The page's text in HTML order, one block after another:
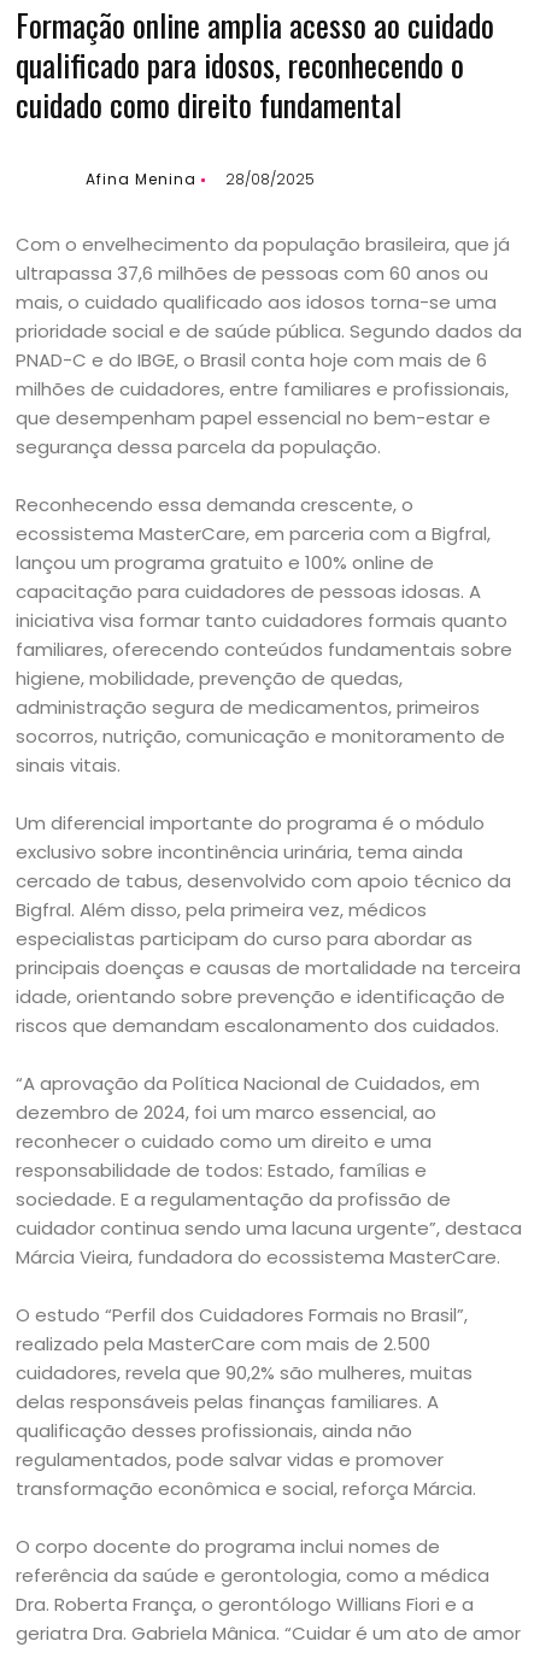
Formação online amplia acesso ao cuidado
qualificado para idosos, reconhecendo o
cuidado como direito fundamental
Afina Menina 28/08/2025
Com o envelhecimento da população brasileira, que já
ultrapassa 37,6 milhões de pessoas com 60 anos ou
mais, o cuidado qualificado aos idosos torna-se uma
prioridade social e de saúde pública. Segundo dados da
PNAD-C e do IBGE, o Brasil conta hoje com mais de 6
milhões de cuidadores, entre familiares e profissionais,
que desempenham papel essencial no bem-estar e
segurança dessa parcela da população.
Reconhecendo essa demanda crescente, o
ecossistema MasterCare, em parceria com a Bigfral,
lançou um programa gratuito e 100% online de
capacitação para cuidadores de pessoas idosas. A
iniciativa visa formar tanto cuidadores formais quanto
familiares, oferecendo conteúdos fundamentais sobre
higiene, mobilidade, prevenção de quedas,
administração segura de medicamentos, primeiros
socorros, nutrição, comunicação e monitoramento de
sinais vitais.
Um diferencial importante do programa é o módulo
exclusivo sobre incontinência urinária, tema ainda
cercado de tabus, desenvolvido com apoio técnico da
Bigfral. Além disso, pela primeira vez, médicos
especialistas participam do curso para abordar as
principais doenças e causas de mortalidade na terceira
idade, orientando sobre prevenção e identificação de
riscos que demandam escalonamento dos cuidados.
“A aprovação da Política Nacional de Cuidados, em
dezembro de 2024, foi um marco essencial, ao
reconhecer o cuidado como um direito e uma
responsabilidade de todos: Estado, famílias e
sociedade. E a regulamentação da profissão de
cuidador continua sendo uma lacuna urgente”, destaca
Márcia Vieira, fundadora do ecossistema MasterCare.
O estudo “Perfil dos Cuidadores Formais no Brasil”,
realizado pela MasterCare com mais de 2.500
cuidadores, revela que 90,2% são mulheres, muitas
delas responsáveis pelas finanças familiares. A
qualificação desses profissionais, ainda não
regulamentados, pode salvar vidas e promover
transformação econômica e social, reforça Márcia.
O corpo docente do programa inclui nomes de
referência da saúde e gerontologia, como a médica
Dra. Roberta França, o gerontólogo Willians Fiori e a
geriatra Dra. Gabriela Mânica. “Cuidar é um ato de amor